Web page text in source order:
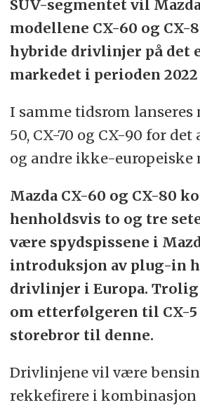
SUV-segmentet vil
modellene CX-60 og CX-
hybride drivlinjer på det
markedet i perioden
I samme tidsrom lanseres
50, CX-70 og CX-90 for
og andre ikke-europeiske
Mazda CX-60 og CX-80
henholdsvis to og tre
være spydspissene i
introduksjon av plug-in
drivlinjer i Europa.
om etterfølgeren til CX-5
storebror til denne.
Drivlinjene vil være
rekkefirere i kombinasjon